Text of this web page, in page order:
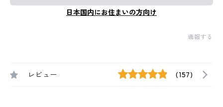
日本国内にお住まいの方向け
通報する
レビュー (157)